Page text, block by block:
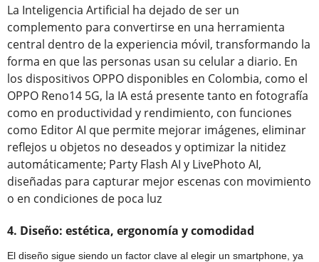
La Inteligencia Artificial ha dejado de ser un
complemento para convertirse en una herramienta
central dentro de la experiencia móvil, transformando la
forma en que las personas usan su celular a diario. En
los dispositivos OPPO disponibles en Colombia, como el
OPPO Reno14 5G, la IA está presente tanto en fotografía
como en productividad y rendimiento, con funciones
como Editor AI que permite mejorar imágenes, eliminar
reflejos u objetos no deseados y optimizar la nitidez
automáticamente; Party Flash AI y LivePhoto AI,
diseñadas para capturar mejor escenas con movimiento
o en condiciones de poca luz
4. Diseño: estética, ergonomía y comodidad
El diseño sigue siendo un factor clave al elegir un smartphone, ya